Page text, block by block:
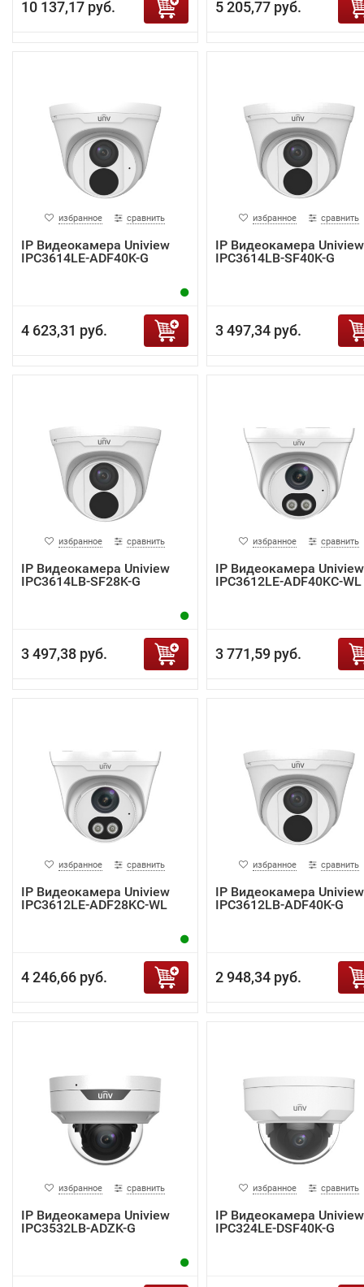
10 137,17 руб. 5 205,77 руб.
избранное сравнить
IP Видеокамера Uniview
IPC3614LE-ADF40K-G
4 623,31 руб.
избранное сравнить
IP Видеокамера Uniview
IPC3614LB-SF40K-G
3 497,34 руб.
избранное сравнить
IP Видеокамера Uniview
IPC3614LB-SF28K-G
3 497,38 руб.
избранное сравнить
IP Видеокамера Uniview
IPC3612LE-ADF40KC-WL
3 771,59 руб.
избранное сравнить
IP Видеокамера Uniview
IPC3612LE-ADF28KC-WL
4 246,66 руб.
избранное сравнить
IP Видеокамера Uniview
IPC3612LB-ADF40K-G
2 948,34 руб.
избранное сравнить
IP Видеокамера Uniview
IPC3532LB-ADZK-G
избранное сравнить
IP Видеокамера Uniview
IPC324LE-DSF40K-G